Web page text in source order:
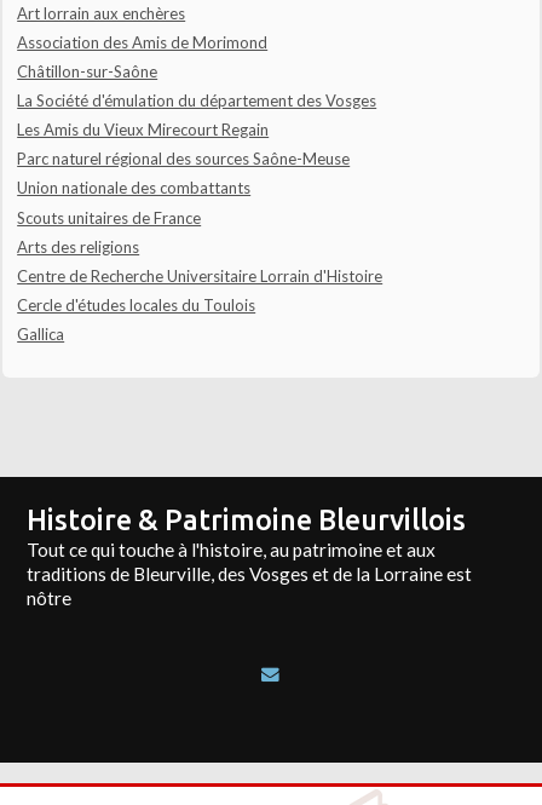
Art lorrain aux enchères
Association des Amis de Morimond
Châtillon-sur-Saône
La Société d'émulation du département des Vosges
Les Amis du Vieux Mirecourt Regain
Parc naturel régional des sources Saône-Meuse
Union nationale des combattants
Scouts unitaires de France
Arts des religions
Centre de Recherche Universitaire Lorrain d'Histoire
Cercle d'études locales du Toulois
Gallica
Histoire & Patrimoine Bleurvillois
Tout ce qui touche à l'histoire, au patrimoine et aux
traditions de Bleurville, des Vosges et de la Lorraine est
nôtre